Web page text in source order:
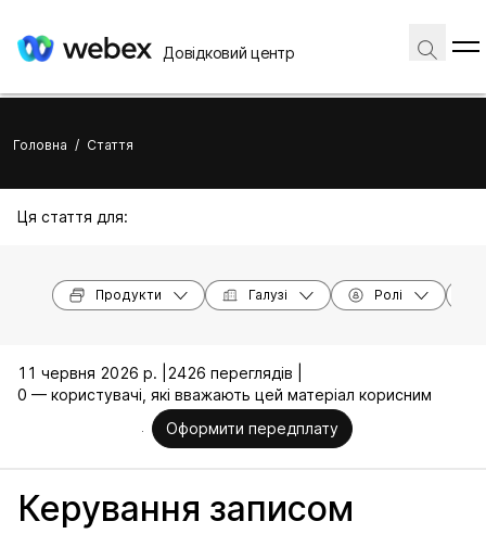
Довідковий центр
Головна / Стаття
Ця стаття для:
Продукти Галузі Ролі
11 червня 2026 р. |
2426 переглядів |
0 — користувачі, які вважають цей матеріал корисним
Оформити передплату
Керування записом